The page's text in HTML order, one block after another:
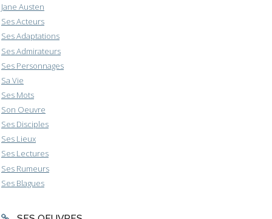
Jane Austen
Ses Acteurs
Ses Adaptations
Ses Admirateurs
Ses Personnages
Sa Vie
Ses Mots
Son Oeuvre
Ses Disciples
Ses Lieux
Ses Lectures
Ses Rumeurs
Ses Blagues